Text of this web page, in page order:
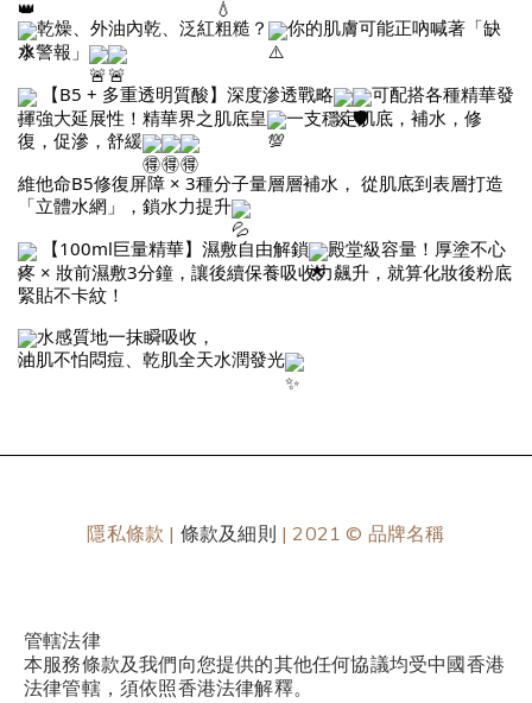
乾燥、外油內乾、泛紅粗糙？
你的肌膚可能正吶喊著「缺
水警報」
【B5 + 多重透明質酸】深度滲透戰略
可配搭各種精華發
揮強大延展性！精華界之肌底皇
一支穩定肌底，補水，修
復，促滲，舒緩
維他命B5修復屏障 × 3種分子量層層補水， 從肌底到表層打造
「立體水網」，鎖水力提升
【100ml巨量精華】濕敷自由解鎖
殿堂級容量！厚塗不心
疼 × 妝前濕敷3分鐘，讓後續保養吸收力飆升，就算化妝後粉底
緊貼不卡紋！
水感質地一抹瞬吸收，
油肌不怕悶痘、乾肌全天水潤發光
隱私條款 | 條款及細則 | 2021 © 品牌名稱
管轄法律
本服務條款及我們向您提供的其他任何協議均受中國香港
法律管轄，須依照香港法律解釋。